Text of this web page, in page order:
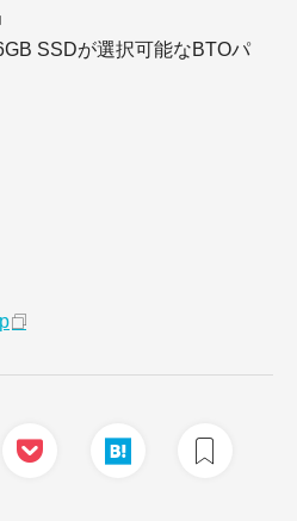
SSDが選択可能なBTOパ